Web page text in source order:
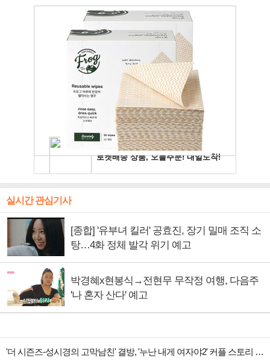
실시간 관심기사
[종합] '유부녀 킬러' 공효진, 장기 밀매 조직 소
탕…4화 정체 발각 위기 예고
박경혜x현봉식→전현무 무작정 여행, 다음주
'나 혼자 산다' 예고
'더 시즌즈-성시경의 고막남친' 결방, '누난 내게 여자야2' 커플 스토리 편성